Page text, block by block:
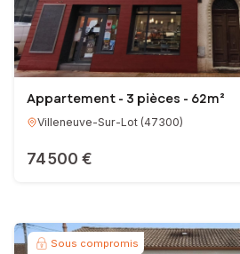
Appartement - 3 pièces - 62m²
Villeneuve-Sur-Lot (47300)
74 500 €
Sous compromis